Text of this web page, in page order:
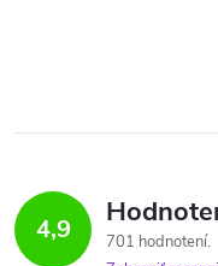
4,9
701 hodnotení